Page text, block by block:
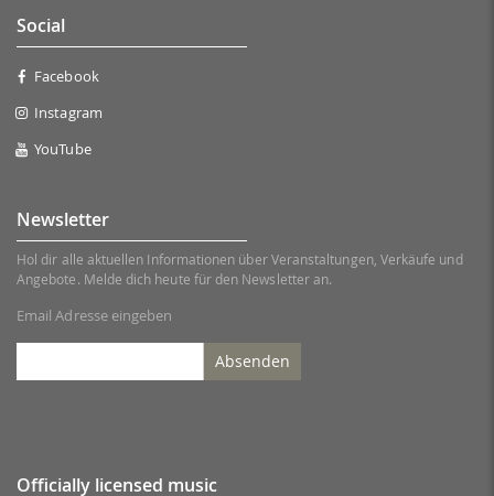
Social
Facebook
Instagram
YouTube
Newsletter
Hol dir alle aktuellen Informationen über Veranstaltungen, Verkäufe und
Angebote. Melde dich heute für den Newsletter an.
Email Adresse eingeben
Absenden
Officially licensed music